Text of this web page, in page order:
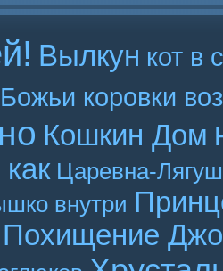
Вылкун кот в
Божьи коровки
Кошкин Дом
Царевна-
внутри
Похищение